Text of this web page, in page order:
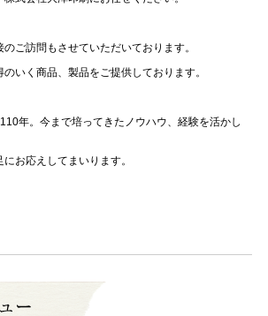
ご訪問もさせていただいております。
いく商品、製品をご提供しております。
110年。今まで培ってきたノウハウ、経験を活かし
お応えしてまいります。